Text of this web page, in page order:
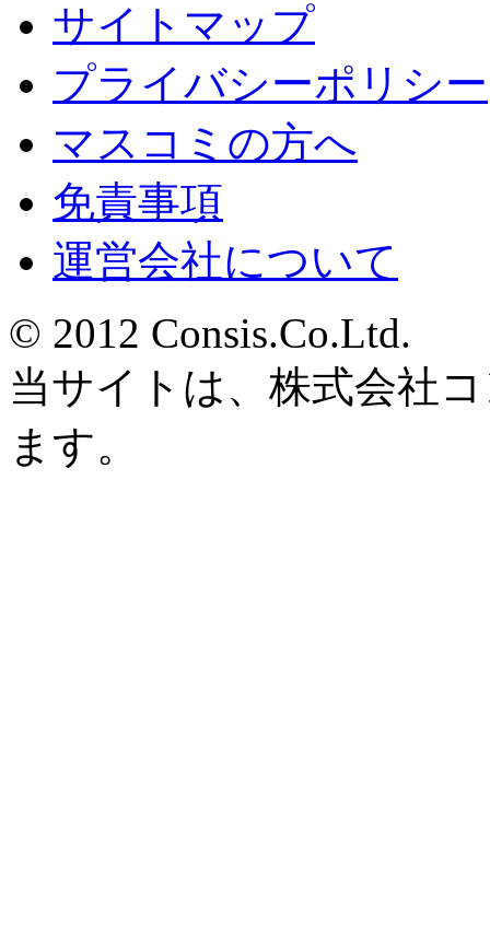
サイトマップ
プライバシーポリシー
マスコミの方へ
免責事項
運営会社について
© 2012 Consis.Co.Ltd.
当サイトは、株式会社
ます。